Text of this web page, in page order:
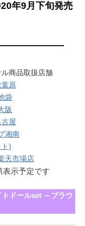
年9月下旬発売
商品取扱店舗
原
袋
阪
屋
湘南
)
天市場店
示予定です
ドールset ～ブラウ